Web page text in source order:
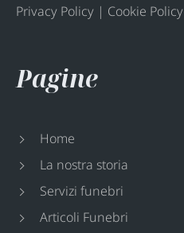
Privacy Policy | Cookie Policy
Pagine
Home
La nostra storia
Servizi funebri
Articoli Funebri